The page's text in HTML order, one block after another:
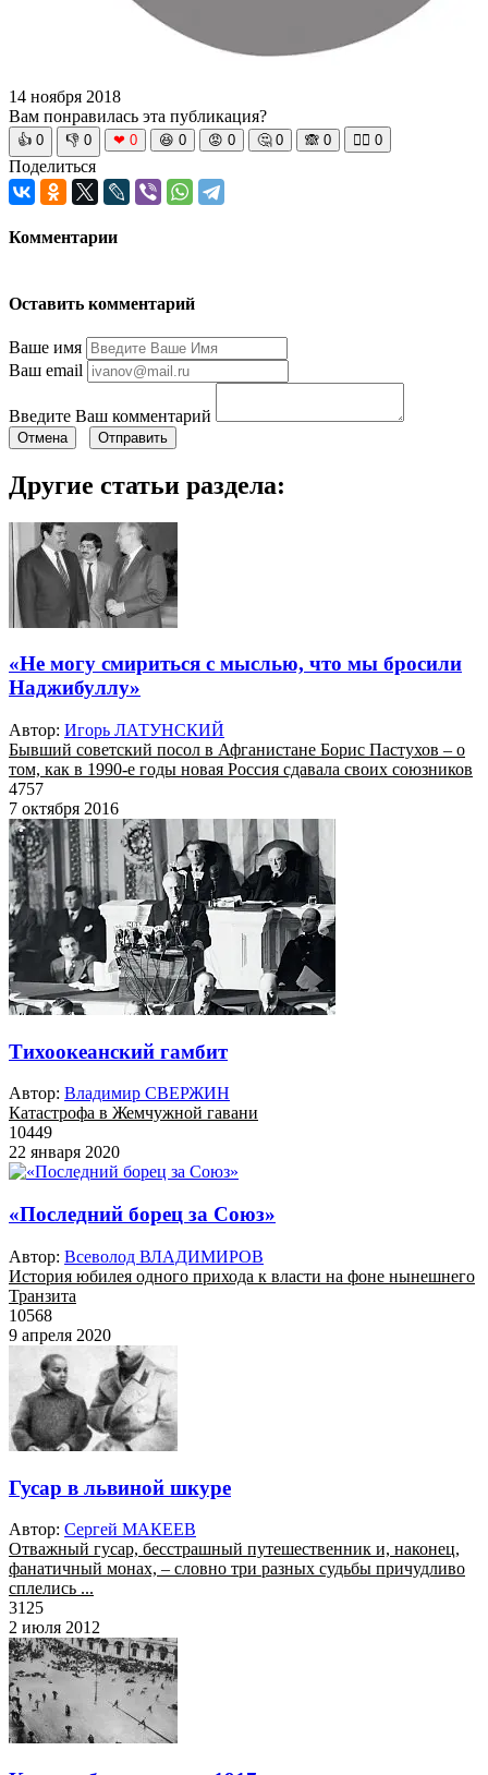
14 ноября 2018
Вам понравилась эта публикация?
👍 0 👎 0 ❤ 0 😆 0 😡 0 🤔 0 🙈 0 🧘‍♀️ 0
Поделиться
Комментарии
Оставить комментарий
Ваше имя
Ваш email
Введите Ваш комментарий
Отмена Отправить
Другие статьи раздела:
«Не могу смириться с мыслью, что мы бросили
Наджибуллу»
Автор: Игорь ЛАТУНСКИЙ
Бывший советский посол в Афганистане Борис Пастухов – о
том, как в 1990-е годы новая Россия сдавала своих союзников
4757
7 октября 2016
Тихоокеанский гамбит
Автор: Владимир СВЕРЖИН
Катастрофа в Жемчужной гавани
10449
22 января 2020
«Последний борец за Союз»
Автор: Всеволод ВЛАДИМИРОВ
История юбилея одного прихода к власти на фоне нынешнего
Транзита
10568
9 апреля 2020
Гусар в львиной шкуре
Автор: Сергей МАКЕЕВ
Отважный гусар, бесстрашный путешественник и, наконец,
фанатичный монах, – словно три разных судьбы причудливо
сплелись ...
3125
2 июля 2012